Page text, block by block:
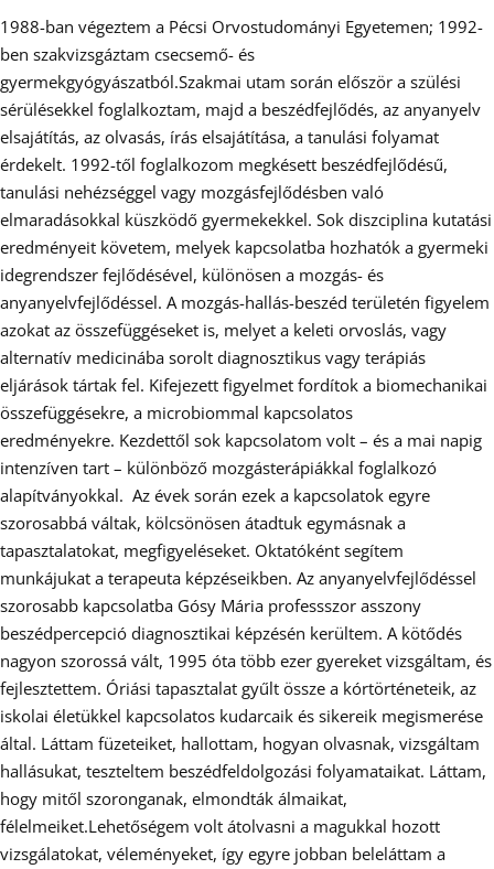
1988-ban végeztem a Pécsi Orvostudományi Egyetemen; 1992-
ben szakvizsgáztam csecsemő- és
gyermekgyógyászatból.Szakmai utam során először a szülési
sérülésekkel foglalkoztam, majd a beszédfejlődés, az anyanyelv
elsajátítás, az olvasás, írás elsajátítása, a tanulási folyamat
érdekelt. 1992-től foglalkozom megkésett beszédfejlődésű,
tanulási nehézséggel vagy mozgásfejlődésben való
elmaradásokkal küszködő gyermekekkel. Sok diszciplina kutatási
eredményeit követem, melyek kapcsolatba hozhatók a gyermeki
idegrendszer fejlődésével, különösen a mozgás- és
anyanyelvfejlődéssel. A mozgás-hallás-beszéd területén figyelem
azokat az összefüggéseket is, melyet a keleti orvoslás, vagy
alternatív medicinába sorolt diagnosztikus vagy terápiás
eljárások tártak fel. Kifejezett figyelmet fordítok a biomechanikai
összefüggésekre, a microbiommal kapcsolatos
eredményekre. Kezdettől sok kapcsolatom volt – és a mai napig
intenzíven tart – különböző mozgásterápiákkal foglalkozó
alapítványokkal. Az évek során ezek a kapcsolatok egyre
szorosabbá váltak, kölcsönösen átadtuk egymásnak a
tapasztalatokat, megfigyeléseket. Oktatóként segítem
munkájukat a terapeuta képzéseikben. Az anyanyelvfejlődéssel
szorosabb kapcsolatba Gósy Mária professszor asszony
beszédpercepció diagnosztikai képzésén kerültem. A kötődés
nagyon szorossá vált, 1995 óta több ezer gyereket vizsgáltam, és
fejlesztettem. Óriási tapasztalat gyűlt össze a kórtörténeteik, az
iskolai életükkel kapcsolatos kudarcaik és sikereik megismerése
által. Láttam füzeteiket, hallottam, hogyan olvasnak, vizsgáltam
hallásukat, teszteltem beszédfeldolgozási folyamataikat. Láttam,
hogy mitől szoronganak, elmondták álmaikat,
félelmeiket.Lehetőségem volt átolvasni a magukkal hozott
vizsgálatokat, véleményeket, így egyre jobban beleláttam a